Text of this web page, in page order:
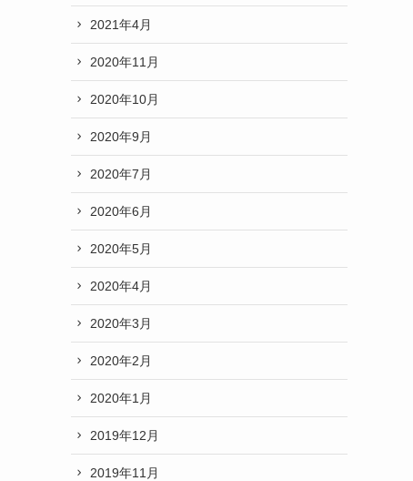
2021年4月
2020年11月
2020年10月
2020年9月
2020年7月
2020年6月
2020年5月
2020年4月
2020年3月
2020年2月
2020年1月
2019年12月
2019年11月